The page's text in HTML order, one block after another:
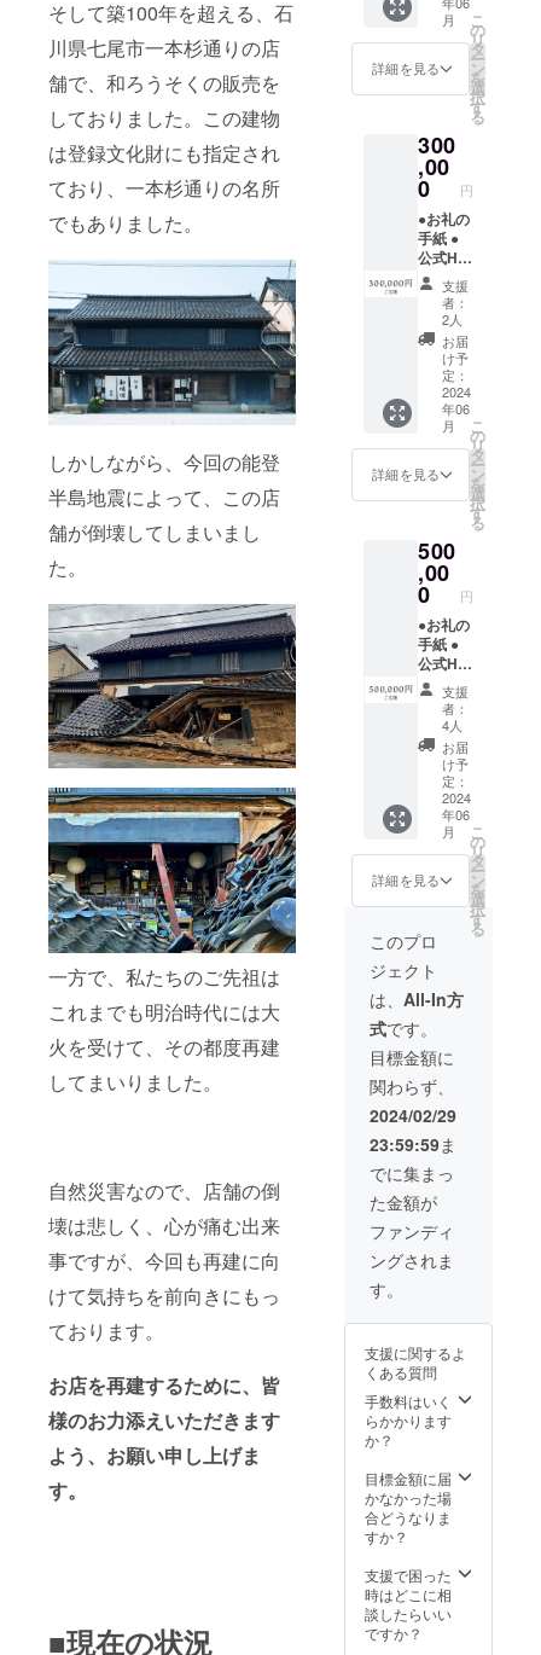
そして築100年を超える、石
川県七尾市一本杉通りの店
舗で、和ろうそくの販売を
しておりました。この建物
は登録文化財にも指定され
ており、一本杉通りの名所
でもありました。
しかしながら、今回の能登
半島地震によって、この店
舗が倒壊してしまいまし
た。
一方で、私たちのご先祖は
これまでも明治時代には大
火を受けて、その都度再建
してまいりました。
自然災害なので、店舗の倒
壊は悲しく、心が痛む出来
事ですが、今回も再建に向
けて気持ちを前向きにもっ
ております。
お店を再建するために、皆
様のお力添えいただきます
よう、お願い申し上げま
す。
■現在の状況
入（匿
名は
「な
し」と
記入）
●お店で
交換券
（10,00
0円分）
※再建後
から有
効期限1
年間
月
詳細を見る
こ
の
リ
タ
ー
ン
を
選
択
す
る
300
,00
0 円
●お礼の
手紙 ●
公式HP
にお名
前掲載
（1年
間） ※
備考欄
にお名
前を記
入（匿
名は
「な
し」と
記入）
●お店で
交換券
（30,00
0円分）
※再建後
から有
効期限1
年間
支援
者：
2人
お届
け予
定：
2024
年06
月
詳細を見る
こ
の
リ
タ
ー
ン
を
選
択
す
る
500
,00
0 円
●お礼の
手紙 ●
公式HP
にお名
前掲載
（1年
間） ※
備考欄
にお名
前を記
入（匿
名は
「な
し」と
記入）
●お店で
使える
交換券
（50,00
0円分）
※再建後
から有
効期限1
年間
支援
者：
4人
お届
け予
定：
2024
年06
月
詳細を見る
こ
の
リ
タ
ー
ン
を
選
択
す
る
このプロ
ジェクト
は、 All-In方
式です。
目標金額に
関わらず、
2024/02/29
23:59:59ま
でに集まっ
た金額が
ファンディ
ングされま
す。
支援に関するよ
くある質問
手数料はいく
らかかります
か？
目標金額に届
かなかった場
合どうなりま
すか？
支援で困った
時はどこに相
談したらいい
ですか？